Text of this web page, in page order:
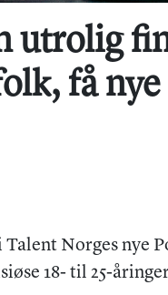
utrolig
få
Norges nye
18- til 25-